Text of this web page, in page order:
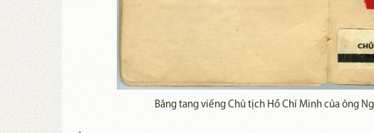
Băng tang viếng Chủ tịch Hồ Chí Minh của ông